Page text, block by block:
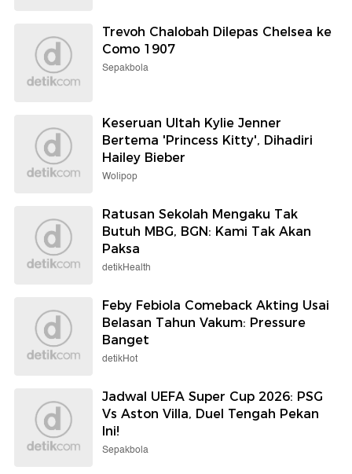
Trevoh Chalobah Dilepas Chelsea ke
Como 1907
Sepakbola
Keseruan Ultah Kylie Jenner
Bertema 'Princess Kitty', Dihadiri
Hailey Bieber
Wolipop
Ratusan Sekolah Mengaku Tak
Butuh MBG, BGN: Kami Tak Akan
Paksa
detikHealth
Feby Febiola Comeback Akting Usai
Belasan Tahun Vakum: Pressure
Banget
detikHot
Jadwal UEFA Super Cup 2026: PSG
Vs Aston Villa, Duel Tengah Pekan
Ini!
Sepakbola